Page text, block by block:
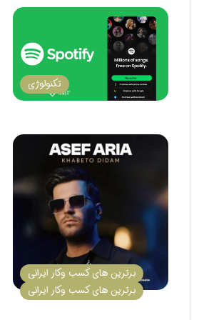
تکنولوژی
برترین های کسب وکار ایرانی
برترین های کسب وکار ایرانی